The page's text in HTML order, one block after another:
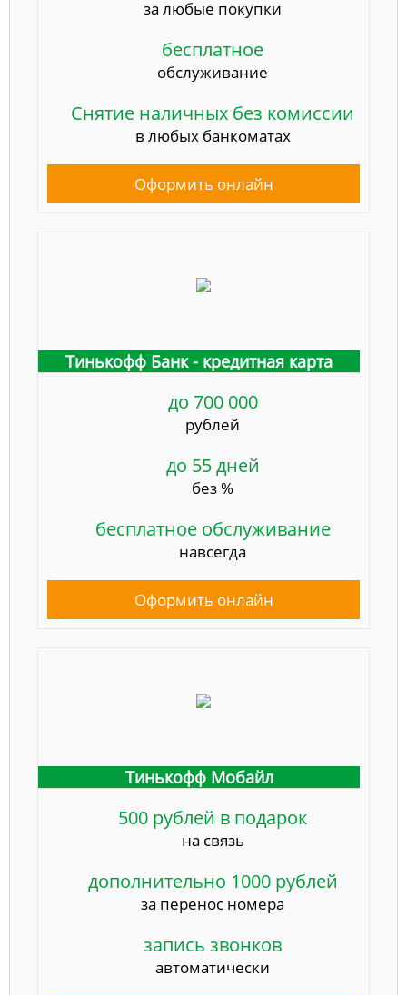
за любые покупки
бесплатное
обслуживание
Снятие наличных без комиссии
в любых банкоматах
Оформить онлайн
Тинькофф Банк - кредитная карта
до 700 000
рублей
до 55 дней
без %
бесплатное обслуживание
навсегда
Оформить онлайн
Тинькофф Мобайл
500 рублей в подарок
на связь
дополнительно 1000 рублей
за перенос номера
запись звонков
автоматически